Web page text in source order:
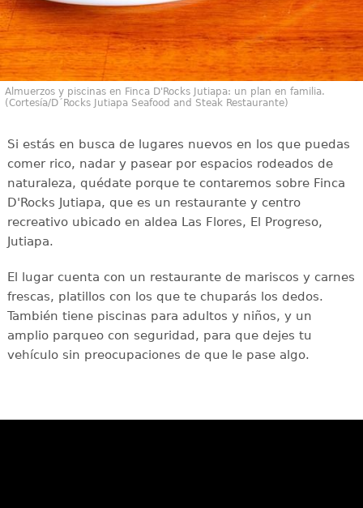
Almuerzos y piscinas en Finca D'Rocks Jutiapa: un plan en familia.
(Cortesía/D´Rocks Jutiapa Seafood and Steak Restaurante)
Si estás en busca de lugares nuevos en los que puedas
comer rico, nadar y pasear por espacios rodeados de
naturaleza, quédate porque te contaremos sobre Finca
D'Rocks Jutiapa, que es un restaurante y centro
recreativo ubicado en aldea Las Flores, El Progreso,
Jutiapa.
El lugar cuenta con un restaurante de mariscos y carnes
frescas, platillos con los que te chuparás los dedos.
También tiene piscinas para adultos y niños, y un
amplio parqueo con seguridad, para que dejes tu
vehículo sin preocupaciones de que le pase algo.